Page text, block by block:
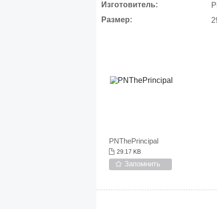
Изготовитель:
Размер:
PNThePrincipal
29.17 KB
Запомнить